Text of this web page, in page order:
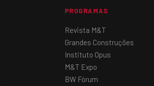
PROGRAMAS
Revista M&T
Grandes Construções
Instituto Opus
M&T Expo
BW Fórum